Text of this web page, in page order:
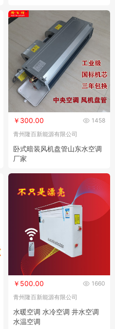
1458
￥300.00
青州隆百新能源有限公司
卧式暗装风机盘管山东水空调
厂家
1660
￥500.00
青州隆百新能源有限公司
水暖空调 水冷空调 井水空调
水温空调